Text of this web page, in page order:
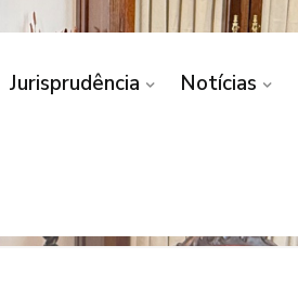
Jurisprudência Notícias